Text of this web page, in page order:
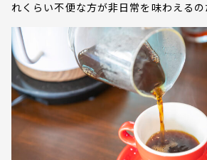
れくらい不便な方が非日常を味わえるの